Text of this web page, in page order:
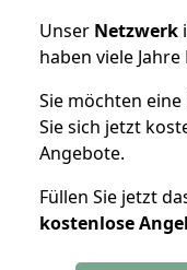
Unser Netzwerk
haben viele
Sie möchten eine
Sie sich jetzt
Angebote.
Füllen Sie jetzt
kostenlose